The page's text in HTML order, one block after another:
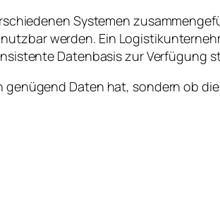
Systemen
werden. Ein
Datenbasis zur Verfügung
Daten hat, sondern ob